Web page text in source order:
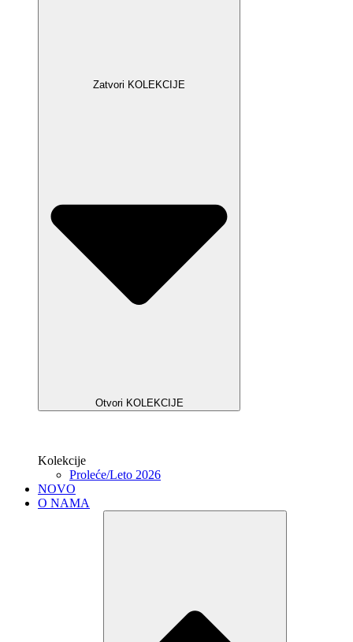
Zatvori KOLEKCIJE
Otvori KOLEKCIJE
Kolekcije
Proleće/Leto 2026
NOVO
O NAMA